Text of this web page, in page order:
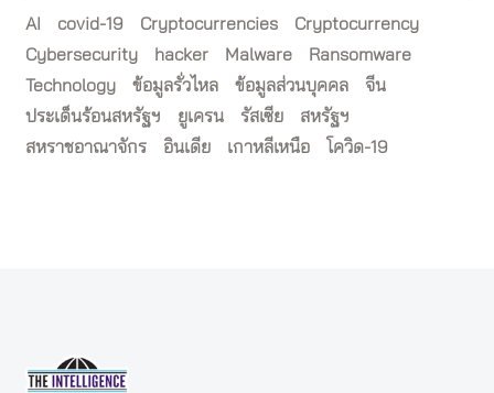
AI covid-19 Cryptocurrencies
Cryptocurrency
Cybersecurity
hacker Malware
Ransomware
Technology
ข้อมูลรั่วไหล ข้อมูลส่วนบุคคล
จีน
ประเด็นร้อนสหรัฐฯ
ยูเครน รัสเซีย
สหรัฐฯ
สหราชอาณาจักร
อินเดีย เกาหลีเหนือ โควิด-19